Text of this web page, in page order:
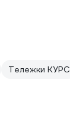
Тележки КУРС